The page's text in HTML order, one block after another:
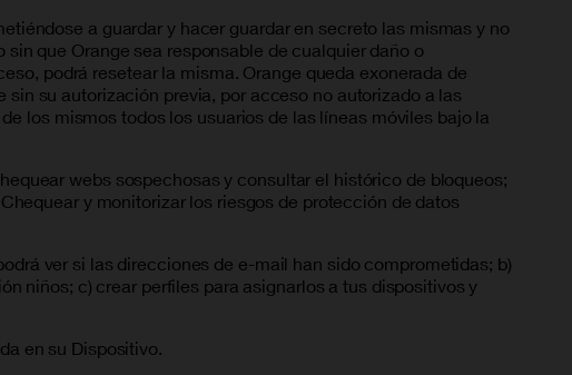
a guardar y hacer guardar en secreto las mismas y no
que Orange sea responsable de cualquier daño o
podrá resetear la misma. Orange queda exonerada de
su autorización previa, por acceso no autorizado a las
los mismos todos los usuarios de las líneas móviles bajo la
webs sospechosas y consultar el histórico de bloqueos;
y monitorizar los riesgos de protección de datos
ver si las direcciones de e-mail han sido comprometidas; b)
niños; c) crear perfiles para asignarlos a tus dispositivos y
en su Dispositivo.